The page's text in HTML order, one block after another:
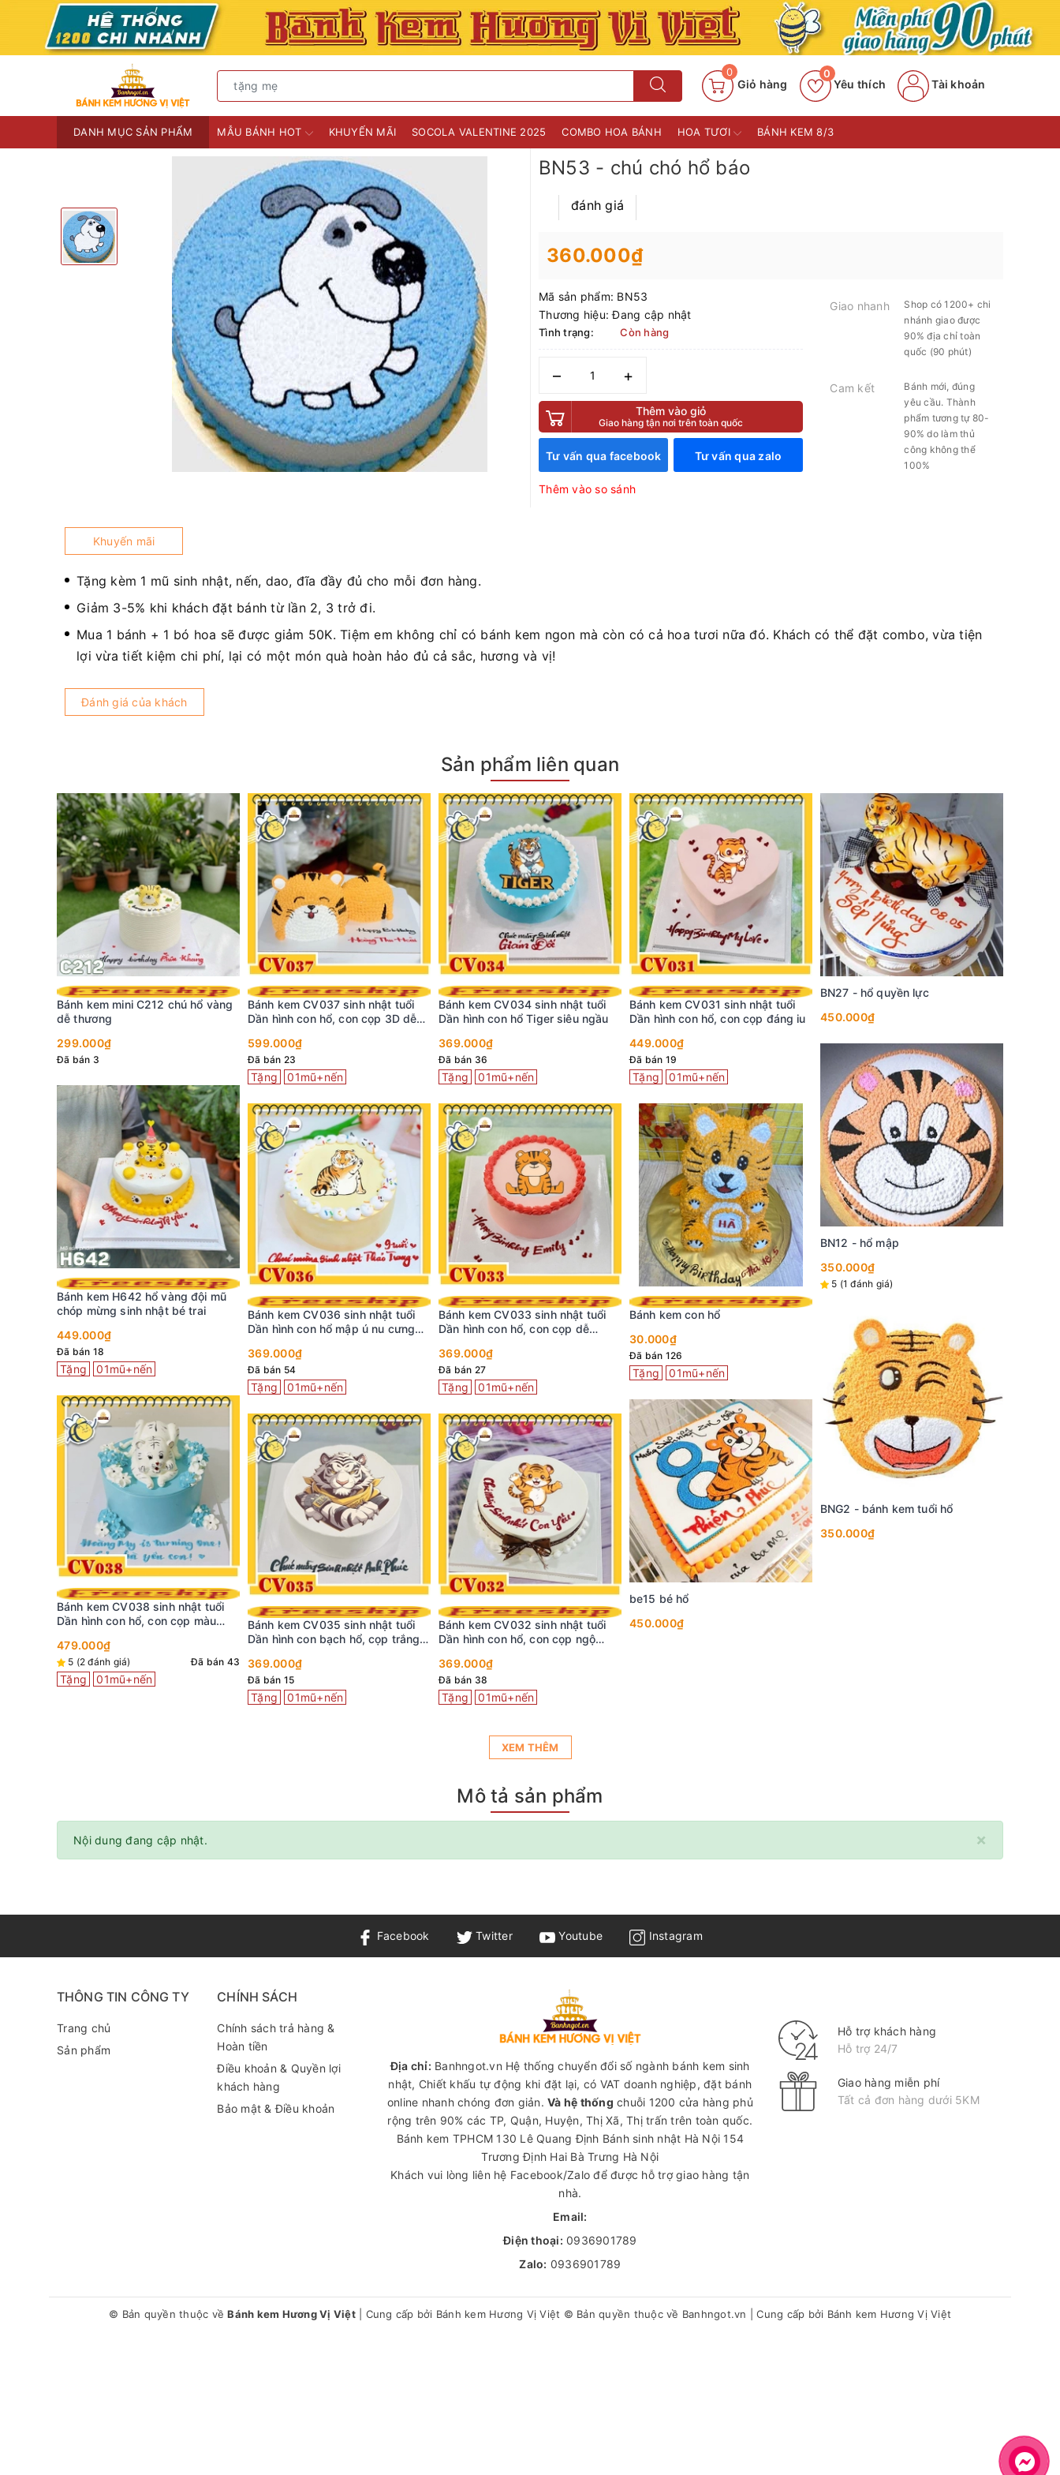
0
Giỏ hàng Yêu thích
0
Tài khoản
DANH MỤC SẢN PHẨM MẪU BÁNH HOT KHUYẾN MÃI SOCOLA VALENTINE 2025 COMBO HOA BÁNH HOA TƯƠI BÁNH KEM 8/3
BN53 - chú chó hổ báo
đánh giá
360.000₫
Mã sản phẩm: BN53
Thương hiệu: Đang cập nhật
Tình trạng: Còn hàng
– +
Thêm vào giỏ
Giao hàng tận nơi trên toàn quốc
Tư vấn qua facebook Tư vấn qua zalo
Thêm vào so sánh
Giao nhanh
Shop có 1200+ chi
nhánh giao được
90% địa chỉ toàn
quốc (90 phút)
Cam kết
Bánh mới, đúng
yêu cầu. Thành
phẩm tương tự 80-
90% do làm thủ
công không thể
100%
Khuyến mãi
Tặng kèm 1 mũ sinh nhật, nến, dao, đĩa đầy đủ cho mỗi đơn hàng.
Giảm 3-5% khi khách đặt bánh từ lần 2, 3 trở đi.
Mua 1 bánh + 1 bó hoa sẽ được giảm 50K. Tiệm em không chỉ có bánh kem ngon mà còn có cả hoa tươi nữa đó. Khách có thể đặt combo, vừa tiện
lợi vừa tiết kiệm chi phí, lại có một món quà hoàn hảo đủ cả sắc, hương và vị!
Đánh giá của khách
Sản phẩm liên quan
Bánh kem mini C212 chú hổ vàng
dễ thương
299.000₫
Đã bán 3
Bánh kem H642 hổ vàng đội mũ
chóp mừng sinh nhật bé trai
449.000₫
Đã bán 18
Tặng 01mũ+nến
Bánh kem CV038 sinh nhật tuổi
Dần hình con hổ, con cọp màu
479.000₫
5 (2 đánh giá) Đã bán 43
Tặng 01mũ+nến
Bánh kem CV037 sinh nhật tuổi
Dần hình con hổ, con cọp 3D dễ
599.000₫
Đã bán 23
Tặng 01mũ+nến
Bánh kem CV036 sinh nhật tuổi
Dần hình con hổ mập ú nu cưng
369.000₫
Đã bán 54
Tặng 01mũ+nến
Bánh kem CV035 sinh nhật tuổi
Dần hình con bạch hổ, cọp trắng
369.000₫
Đã bán 15
Tặng 01mũ+nến
Bánh kem CV034 sinh nhật tuổi
Dần hình con hổ Tiger siêu ngầu
369.000₫
Đã bán 36
Tặng 01mũ+nến
Bánh kem CV033 sinh nhật tuổi
Dần hình con hổ, con cọp dễ
369.000₫
Đã bán 27
Tặng 01mũ+nến
Bánh kem CV032 sinh nhật tuổi
Dần hình con hổ, con cọp ngộ
369.000₫
Đã bán 38
Tặng 01mũ+nến
Bánh kem CV031 sinh nhật tuổi
Dần hình con hổ, con cọp đáng iu
449.000₫
Đã bán 19
Tặng 01mũ+nến
Bánh kem con hổ
30.000₫
Đã bán 126
Tặng 01mũ+nến
be15 bé hổ
450.000₫
BN27 - hổ quyền lực
450.000₫
BN12 - hổ mập
350.000₫
5 (1 đánh giá)
BNG2 - bánh kem tuổi hổ
350.000₫
XEM THÊM
Mô tả sản phẩm
×
Nội dung đang cập nhật.
Facebook Twitter Youtube Instagram
THÔNG TIN CÔNG TY
Trang chủ
Sản phẩm
CHÍNH SÁCH
Chính sách trả hàng &
Hoàn tiền
Điều khoản & Quyền lợi
khách hàng
Bảo mật & Điều khoản
Địa chỉ: Banhngot.vn Hệ thống chuyển đổi số ngành bánh kem sinh
nhật, Chiết khấu tự động khi đặt lại, có VAT doanh nghiệp, đặt bánh
online nhanh chóng đơn giản.Và hệ thống chuỗi 1200 cửa hàng phủ
rộng trên 90% các TP, Quận, Huyện, Thị Xã, Thị trấn trên toàn quốc.
Bánh kem TPHCM 130 Lê Quang Định Bánh sinh nhật Hà Nội 154
Trương Định Hai Bà Trưng Hà Nội
Khách vui lòng liên hệ Facebook/Zalo để được hỗ trợ giao hàng tận
nhà.
Email:
Điện thoại: 0936901789
Zalo: 0936901789
Hỗ trợ khách hàng
Hỗ trợ 24/7
Giao hàng miễn phí
Tất cả đơn hàng dưới 5KM
© Bản quyền thuộc vềBánh kem Hương Vị Việt Cung cấp bởi Bánh kem Hương Vị Việt © Bản quyền thuộc về Banhngot.vn Cung cấp bởi Bánh kem Hương Vị Việt